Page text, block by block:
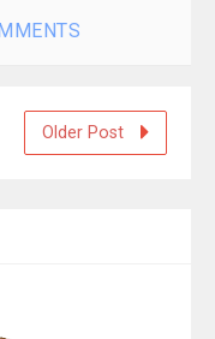
Older Post